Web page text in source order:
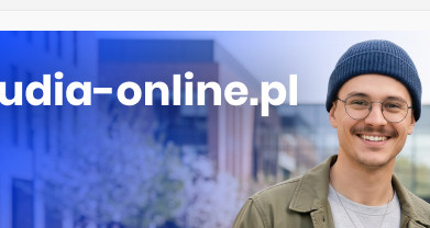
Studia historyczne w Łodzi
Analityka biznesowa i Data Science – Collegium Da Vinci w
Poznaniu
Chemia w Opolu
Biologia w Rzeszowie